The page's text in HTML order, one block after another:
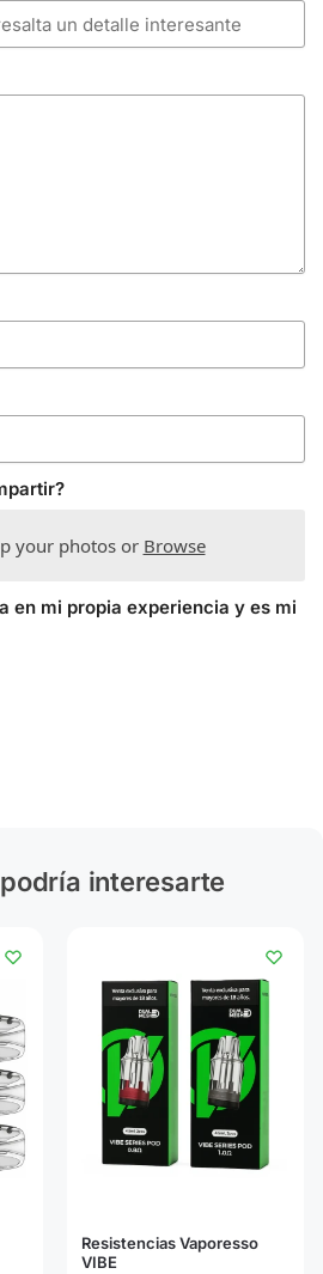
your photos or Browse
en mi propia experiencia y es mi
interesarte
Resistencias Vaporesso
VIBE